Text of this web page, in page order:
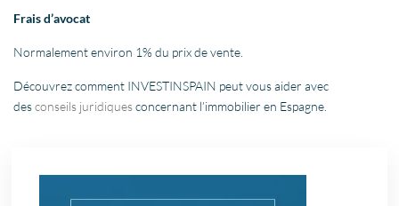
Frais d’avocat
Normalement environ 1% du prix de vente.
Découvrez comment INVESTINSPAIN peut vous aider avec
desconseils juridiquesconcernant l’immobilier en Espagne.